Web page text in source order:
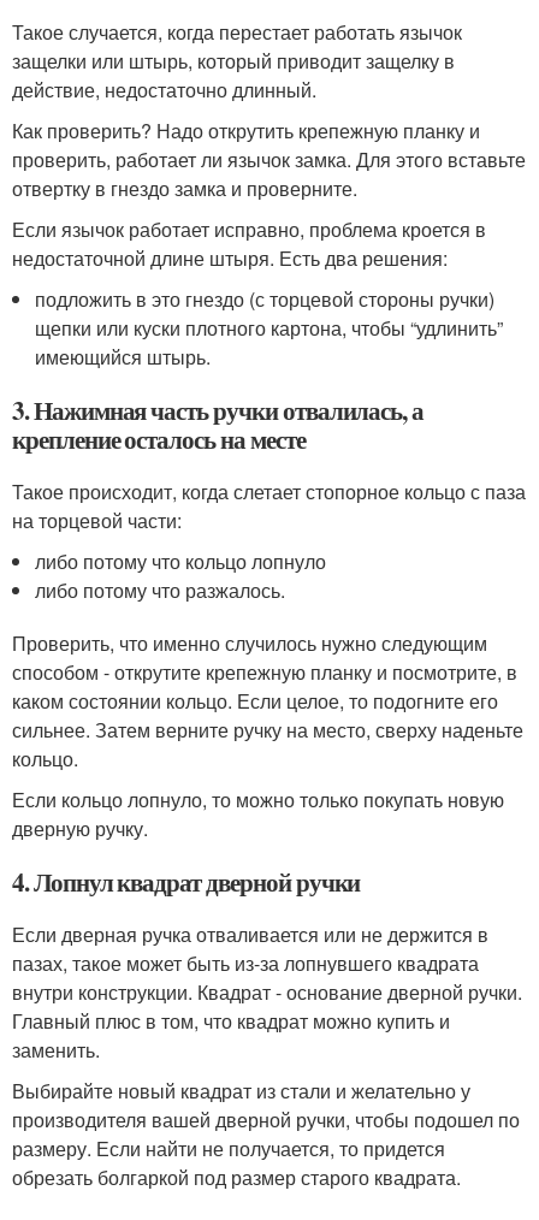
Такое случается, когда перестает работать язычок
защелки или штырь, который приводит защелку в
действие, недостаточно длинный.
Как проверить? Надо открутить крепежную планку и
проверить, работает ли язычок замка. Для этого вставьте
отвертку в гнездо замка и проверните.
Если язычок работает исправно, проблема кроется в
недостаточной длине штыря. Есть два решения:
подложить в это гнездо (с торцевой стороны ручки)
щепки или куски плотного картона, чтобы “удлинить”
имеющийся штырь.
3. Нажимная часть ручки отвалилась, а
крепление осталось на месте
Такое происходит, когда слетает стопорное кольцо с паза
на торцевой части:
либо потому что кольцо лопнуло
либо потому что разжалось.
Проверить, что именно случилось нужно следующим
способом - открутите крепежную планку и посмотрите, в
каком состоянии кольцо. Если целое, то подогните его
сильнее. Затем верните ручку на место, сверху наденьте
кольцо.
Если кольцо лопнуло, то можно только покупать новую
дверную ручку.
4. Лопнул квадрат дверной ручки
Если дверная ручка отваливается или не держится в
пазах, такое может быть из-за лопнувшего квадрата
внутри конструкции. Квадрат - основание дверной ручки.
Главный плюс в том, что квадрат можно купить и
заменить.
Выбирайте новый квадрат из стали и желательно у
производителя вашей дверной ручки, чтобы подошел по
размеру. Если найти не получается, то придется
обрезать болгаркой под размер старого квадрата.